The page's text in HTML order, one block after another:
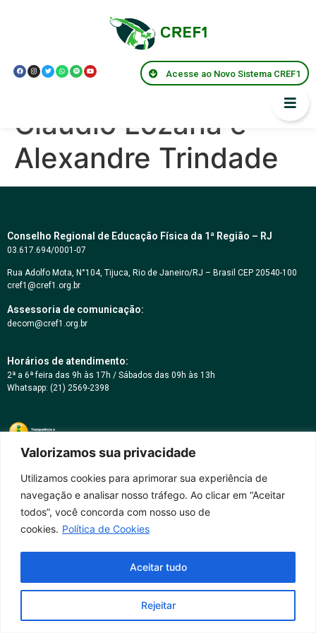
Valorizamos sua privacidade
Utilizamos cookies para aprimorar sua experiência de
navegação e analisar nosso tráfego. Ao clicar em “Aceitar
todos”, você concorda com nosso uso de
cookies. Política de Cookies
Rejeitar
Aceitar tudo
Acesse ao Novo Sistema CREF1
Centro de Memórias
CREF1 – Entrevista
os profissionais
Claudio Lozana e
Alexandre Trindade
Conselho Regional de Educação Física da 1ª Região – RJ
03.617.694/0001-07
Rua Adolfo Mota, N°104, Tijuca, Rio de Janeiro/RJ – Brasil CEP 20540-100
cref1@cref1.org.br
Assessoria de comunicação:
decom@cref1.org.br
Horários de atendimento:
2ª a 6ª feira das 9h às 17h / Sábados das 09h às 13h
Whatsapp: (21) 2569-2398